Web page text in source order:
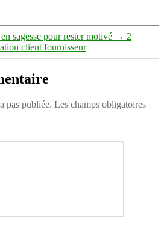
sagesse pour rester motivé → 2
client fournisseur
pas publiée. Les champs obligatoires